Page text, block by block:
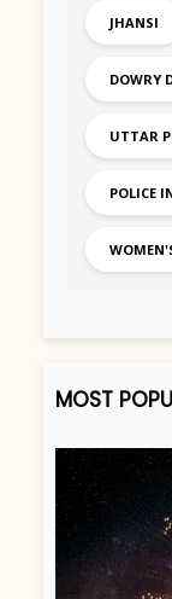
JHANSI
DOWRY
UTTAR
POLICE
MOST